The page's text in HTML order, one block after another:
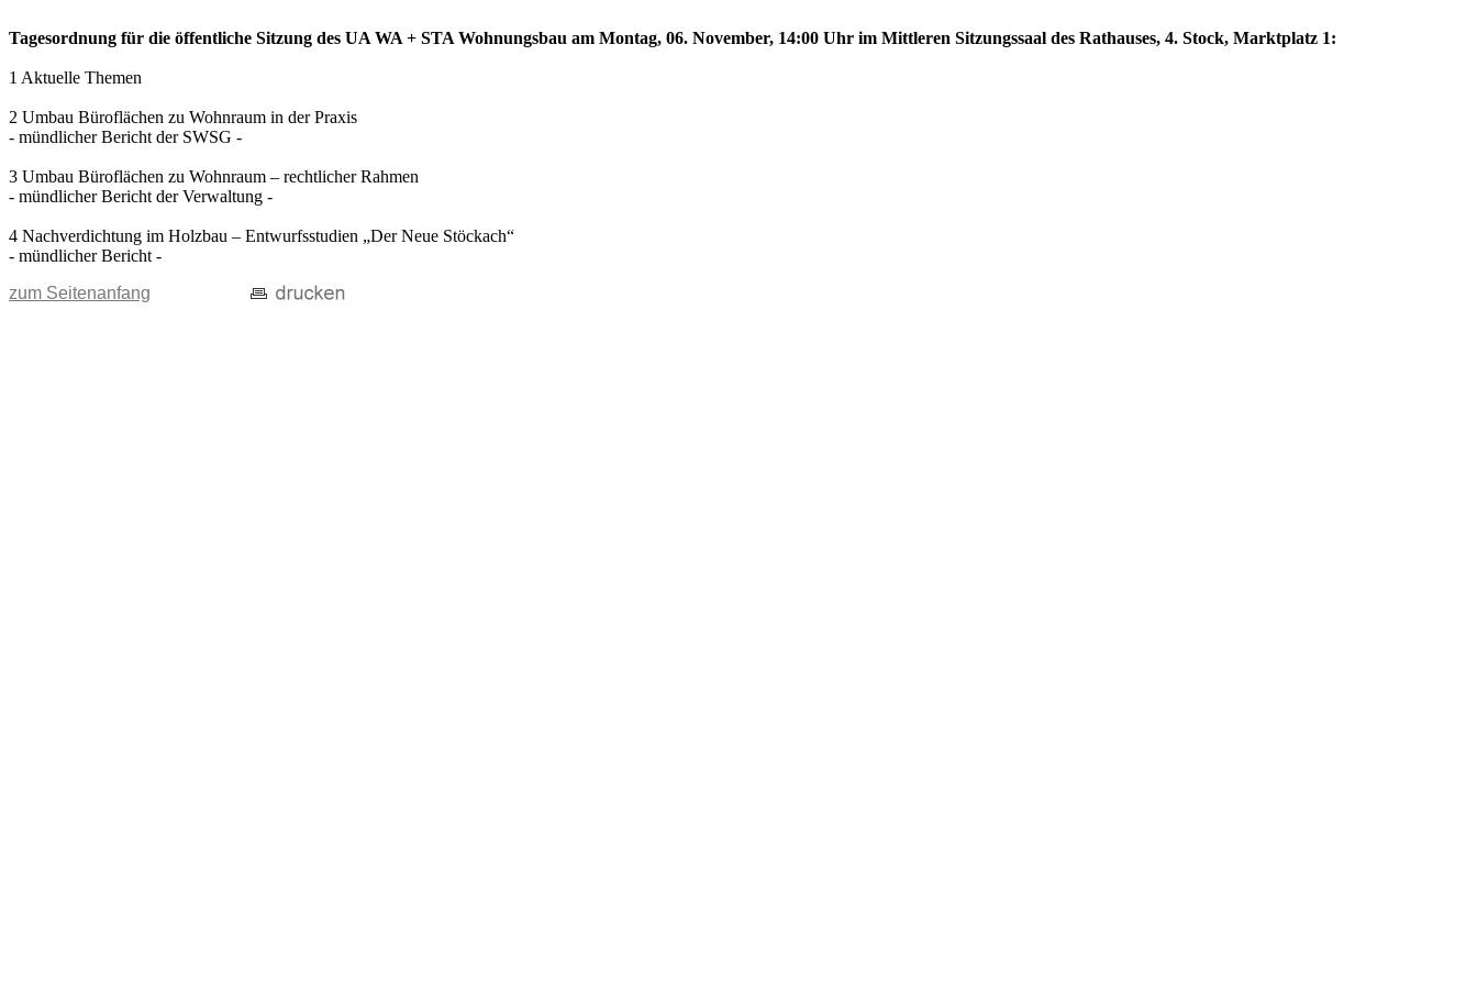
Tagesordnung für die öffentliche Sitzung des UA WA + STA Wohnungsbau am Montag, 06. November, 14:00 Uhr im Mittleren Sitzungssaal des Rathauses, 4. Stock, Marktplatz 1:
1 Aktuelle Themen
2 Umbau Büroflächen zu Wohnraum in der Praxis
- mündlicher Bericht der SWSG -
3 Umbau Büroflächen zu Wohnraum – rechtlicher Rahmen
- mündlicher Bericht der Verwaltung -
4 Nachverdichtung im Holzbau – Entwurfsstudien „Der Neue Stöckach“
- mündlicher Bericht -
zum Seitenanfang